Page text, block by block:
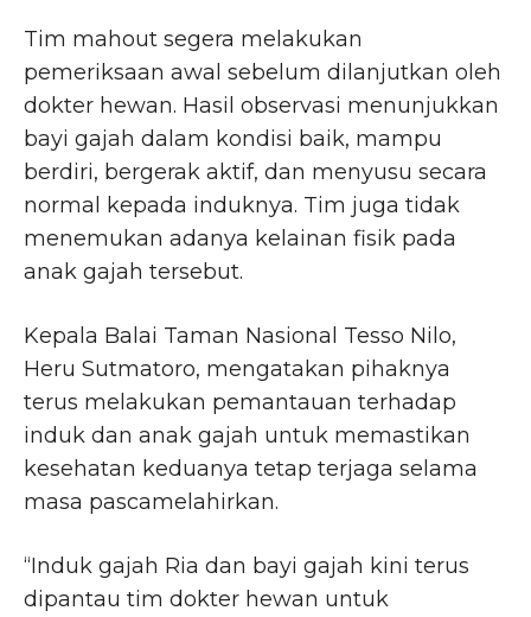
Tim mahout segera melakukan
pemeriksaan awal sebelum dilanjutkan oleh
dokter hewan. Hasil observasi menunjukkan
bayi gajah dalam kondisi baik, mampu
berdiri, bergerak aktif, dan menyusu secara
normal kepada induknya. Tim juga tidak
menemukan adanya kelainan fisik pada
anak gajah tersebut.
Kepala Balai Taman Nasional Tesso Nilo,
Heru Sutmatoro, mengatakan pihaknya
terus melakukan pemantauan terhadap
induk dan anak gajah untuk memastikan
kesehatan keduanya tetap terjaga selama
masa pascamelahirkan.
“Induk gajah Ria dan bayi gajah kini terus
dipantau tim dokter hewan untuk